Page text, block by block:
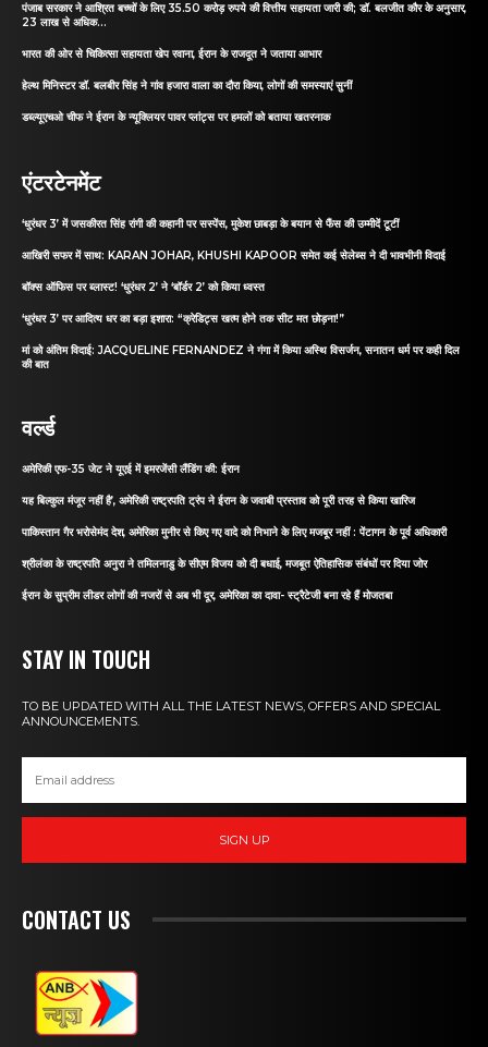
पंजाब सरकार ने आश्रित बच्चों के लिए 35.50 करोड़ रुपये की वित्तीय सहायता जारी की; डॉ. बलजीत कौर के अनुसार,
23 लाख से अधिक...
भारत की ओर से चिकित्सा सहायता खेप रवाना, ईरान के राजदूत ने जताया आभार
हेल्थ मिनिस्टर डॉ. बलबीर सिंह ने गांव हजारा वाला का दौरा किया, लोगों की समस्याएं सुनीं
डब्ल्यूएचओ चीफ ने ईरान के न्यूक्लियर पावर प्लांट्स पर हमलों को बताया खतरनाक
एंटरटेनमेंट
‘धुरंधर 3’ में जसकीरत सिंह रांगी की कहानी पर सस्पेंस, मुकेश छाबड़ा के बयान से फैंस की उम्मीदें टूटीं
आखिरी सफर में साथ: KARAN JOHAR, KHUSHI KAPOOR समेत कई सेलेब्स ने दी भावभीनी विदाई
बॉक्स ऑफिस पर ब्लास्ट! ‘धुरंधर 2’ ने ‘बॉर्डर 2’ को किया ध्वस्त
‘धुरंधर 3’ पर आदित्य धर का बड़ा इशारा: “क्रेडिट्स खत्म होने तक सीट मत छोड़ना!”
मां को अंतिम विदाई: JACQUELINE FERNANDEZ ने गंगा में किया अस्थि विसर्जन, सनातन धर्म पर कही दिल
की बात
वर्ल्ड
अमेरिकी एफ-35 जेट ने यूएई में इमरजेंसी लैंडिंग की: ईरान
यह बिल्कुल मंजूर नहीं है’, अमेरिकी राष्ट्रपति ट्रंप ने ईरान के जवाबी प्रस्ताव को पूरी तरह से किया खारिज
पाकिस्तान गैर भरोसेमंद देश, अमेरिका मुनीर से किए गए वादे को निभाने के लिए मजबूर नहीं : पेंटागन के पूर्व अधिकारी
श्रीलंका के राष्ट्रपति अनुरा ने तमिलनाडु के सीएम विजय को दी बधाई, मजबूत ऐतिहासिक संबंधों पर दिया जोर
ईरान के सुप्रीम लीडर लोगों की नजरों से अब भी दूर, अमेरिका का दावा- स्ट्रैटेजी बना रहे हैं मोजतबा
STAY IN TOUCH
TO BE UPDATED WITH ALL THE LATEST NEWS, OFFERS AND SPECIAL
ANNOUNCEMENTS.
SIGN UP
CONTACT US